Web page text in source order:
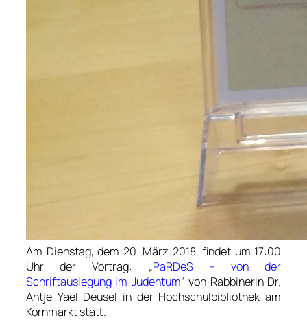
Am Dienstag, dem 20. März 2018, findet um 17:00
Uhr der Vortrag: „PaRDeS – von der
Schriftauslegung im Judentum“ von Rabbinerin Dr.
Antje Yael Deusel in der Hochschulbibliothek am
Kornmarkt statt.